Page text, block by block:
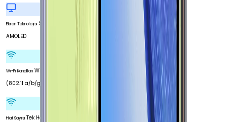
Ekran Teknolojisi Super
AMOLED
Wi-Fi Kanalları Wi-Fi 5
(802.11 a/b/g/n/ac)
Hat Sayısı Tek Hat